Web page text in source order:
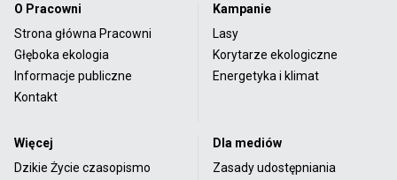
O Pracowni
Strona główna Pracowni
Głęboka ekologia
Informacje publiczne
Kontakt
Kampanie
Lasy
Korytarze ekologiczne
Energetyka i klimat
Więcej
Dzikie Życie czasopismo
Dla mediów
Zasady udostępniania